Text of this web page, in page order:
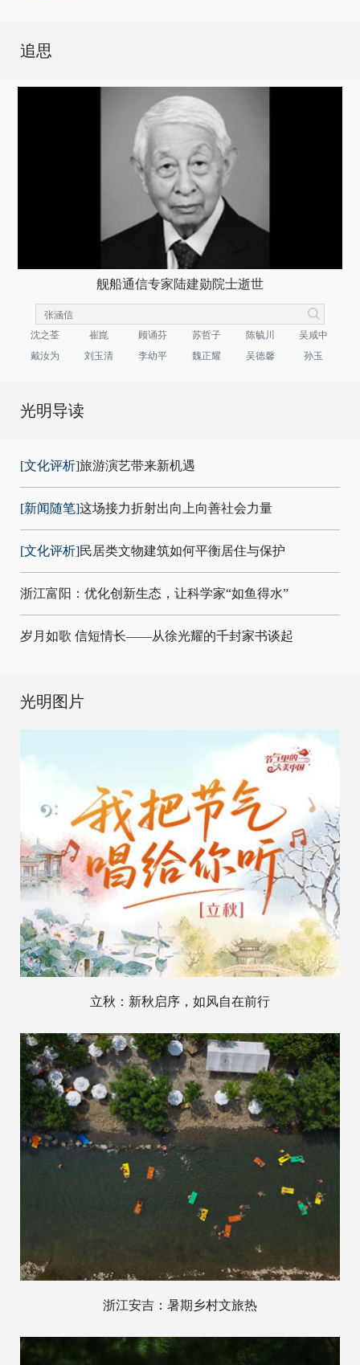
追思
舰船通信专家陆建勋院士逝世
沈之荃 崔崑 顾诵芬 苏哲子 陈毓川
吴咸中
戴汝为
刘玉清 李幼平 魏正耀 吴德馨 孙玉
光明导读
[文化评析]旅游演艺带来新机遇
[新闻随笔]这场接力折射出向上向善社会力量
[文化评析]民居类文物建筑如何平衡居住与保护
浙江富阳：优化创新生态，让科学家“如鱼得水”
岁月如歌 信短情长——从徐光耀的千封家书谈起
光明图片
立秋：新秋启序，如风自在前行
浙江安吉：暑期乡村文旅热